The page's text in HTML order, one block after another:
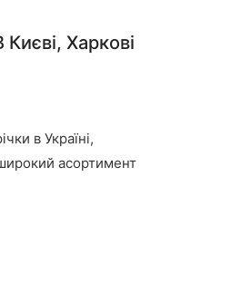
Харкові
в Україні,
асортимент